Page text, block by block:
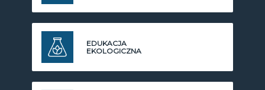
EDUKACJA
EKOLOGICZNA